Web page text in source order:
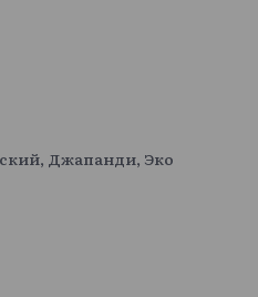
Takt latte Takt lemon
Джапанди, Эко